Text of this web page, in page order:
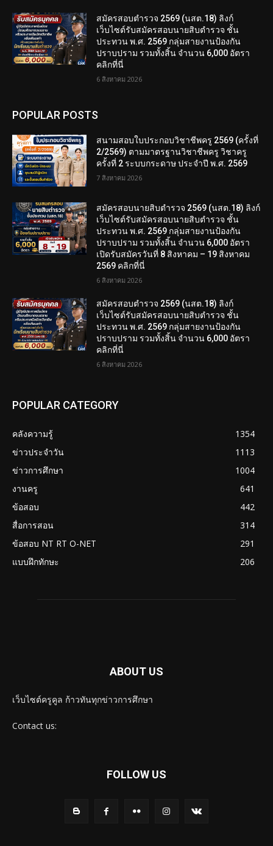
สมัครสอบตํารวจ 2569 (นสต.18) ลิงก์
เว็บไซต์รับสมัครสอบนายสิบตำรวจ ชั้น
ประทวน พ.ศ. 2569 กลุ่มสายงานป้องกัน
ปราบปราม รวมทั้งสิ้น จำนวน 6,000 อัตรา
คลิกที่นี่
6 สิงหาคม 2026
POPULAR POSTS
สนามสอบใบประกอบวิชาชีพครู 2569 (ครั้งที่
2/2569) ตามมาตรฐานวิชาชีพครู วิชาครู
ครั้งที่ 2 ระบบกระดาษ ประจำปี พ.ศ. 2569
7 สิงหาคม 2026
สมัครสอบนายสิบตำรวจ 2569 (นสต.18) ลิงก์
เว็บไซต์รับสมัครสอบนายสิบตำรวจ ชั้น
ประทวน พ.ศ. 2569 กลุ่มสายงานป้องกัน
ปราบปราม รวมทั้งสิ้น จำนวน 6,000 อัตรา
เปิดรับสมัครวันที่ 8 สิงหาคม – 19 สิงหาคม
2569 คลิกที่นี่
6 สิงหาคม 2026
สมัครสอบตํารวจ 2569 (นสต.18) ลิงก์
เว็บไซต์รับสมัครสอบนายสิบตำรวจ ชั้น
ประทวน พ.ศ. 2569 กลุ่มสายงานป้องกัน
ปราบปราม รวมทั้งสิ้น จำนวน 6,000 อัตรา
คลิกที่นี่
6 สิงหาคม 2026
POPULAR CATEGORY
คลังความรู้
1354
ข่าวประจำวัน
1113
ข่าวการศึกษา
1004
งานครู
641
ข้อสอบ
442
สื่อการสอน
314
ข้อสอบ NT RT O-NET
291
แบบฝึกทักษะ
206
ABOUT US
เว็บไซต์ครูคูล ก้าวทันทุกข่าวการศึกษา
Contact us:
FOLLOW US